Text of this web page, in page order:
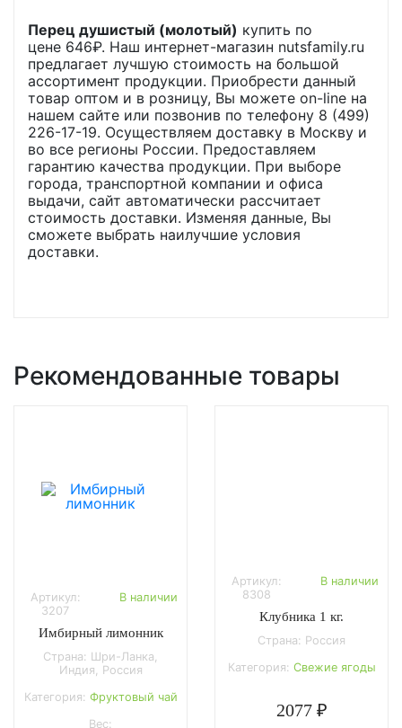
Перец душистый (молотый) купить по
цене 646₽. Наш интернет-магазин nutsfamily.ru
предлагает лучшую стоимость на большой
ассортимент продукции. Приобрести данный
товар оптом и в розницу, Вы можете on-line на
нашем сайте или позвонив по телефону 8 (499)
226-17-19. Осуществляем доставку в Москву и
во все регионы России. Предоставляем
гарантию качества продукции. При выборе
города, транспортной компании и офиса
выдачи, сайт автоматически рассчитает
стоимость доставки. Изменяя данные, Вы
сможете выбрать наилучшие условия
доставки.
Рекомендованные товары
Артикул:
3207
В наличии
Имбирный лимонник
Страна: Шри-Ланка,
Индия, Россия
Категория: Фруктовый чай
Вес:
Артикул:
8308
В наличии
Клубника 1 кг.
Страна: Россия
Категория: Свежие ягоды
2077 ₽